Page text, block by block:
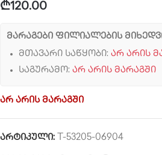
₾120.00
მარაგები ფილიალების
მთავარი საწყობი: არ არის
საგურამო: არ არის მარაგში
არ არის მარაგში
არტიკული: T-53205-06904